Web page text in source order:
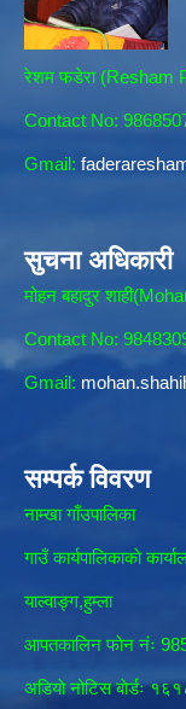
रेशम फडेरा (Resham
Contact No:
Gmail:
सुचना अधिकारी
मोहन बहादुर
Contact No:
Gmail:
सम्पर्क विवरण
नाम्खा गाँउपालिका
गाउँ कार्यपालिकाकाे
याल्वाङ्ग,हुम्ला
आपतकालिन फाेन नंः
अडियाे नोटिस बाेर्डः